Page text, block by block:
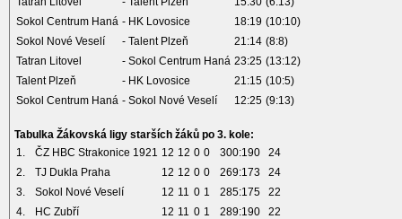
Sokol Centrum Haná - HK Lovosice 18:19 (10:10)
Sokol Nové Veselí
- Talent Plzeň 21:14 (8:8)
Tatran Litovel
- Sokol Centrum Haná 23:25 (13:12)
Talent Plzeň
- HK Lovosice 21:15 (10:5)
Sokol Centrum Haná - Sokol Nové Veselí 12:25 (9:13)
Tabulka Žákovská ligy starších žáků po 3. kole:
1.
ČZ HBC Strakonice 1921 12 12 0 0 300:190
24
2.
TJ Dukla Praha 12 12 0 0 269:173
24
3.
Sokol Nové Veselí 12 11 0 1 285:175
22
4.
HC Zubří 12 11 0 1 289:190
22